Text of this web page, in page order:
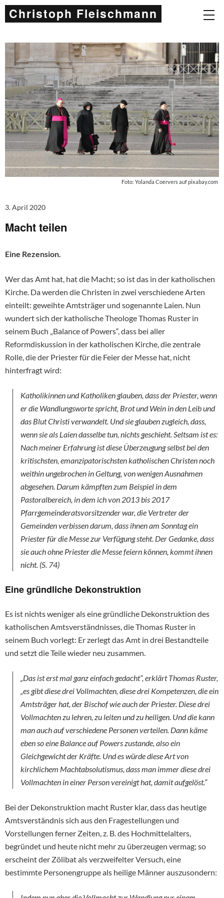
Christoph Fleischmann
Foto: Yolanda Coervers auf pixabay.com
3. April 2020
Macht teilen
Eine Rezension.
Wer das Amt hat, hat die Macht; so ist das in der katholischen
Kirche. Da werden die Christen in zwei verschiedene Arten
einteilt: geweihte Amtsträger und sogenannte Laien. Nun
wundert sich der katholische Theologe Thomas Ruster in
seinem Buch „Balance of Powers“, dass bei aller
Reformdiskussion in der katholischen Kirche, die zentrale
Rolle, die der Priester für die Feier der Messe hat, nicht
hinterfragt wird:
Katholikinnen und Katholiken glauben, dass der Priester, wenn
er die Wandlungsworte spricht, Brot und Wein in den Leib und
das Blut Christi verwandelt. Und sie glauben zugleich, dass,
wenn sie als Laien dasselbe tun, nichts geschieht. Seltsam ist es:
Nach meiner Erfahrung ist diese Überzeugung selbst bei den
kritischsten, emanzipatorischsten katholischen Christen noch
weithin ungebrochen in Geltung, von wenigen Ausnahmen
abgesehen. Darum kämpften zum Beispiel in dem
Pastoralbereich, in dem ich von 2013 bis 2017
Pfarrgemeinderatsvorsitzender war, die Vertreter der
Gemeinden verbissen darum, dass ihnen am Sonntag ein
Priester für die Messe zur Verfügung steht. Der Gedanke, dass
sie auch ohne Priester die Messe feiern können, kommt ihnen
nicht. (S. 74)
Eine gründliche Dekonstruktion
Es ist nichts weniger als eine gründliche Dekonstruktion des
katholischen Amtsverständnisses, die Thomas Ruster in
seinem Buch vorlegt: Er zerlegt das Amt in drei Bestandteile
und setzt die Teile wieder neu zusammen.
„Das ist erst mal ganz einfach gedacht“, erklärt Thomas Ruster,
„es gibt diese drei Vollmachten, diese drei Kompetenzen, die ein
Amtsträger hat, der Bischof wie auch der Priester. Diese drei
Vollmachten zu lehren, zu leiten und zu heiligen. Und die kann
man auch auf verschiedene Personen verteilen. Dann käme
eben so eine Balance auf Powers zustande, also ein
Gleichgewicht der Kräfte. Und es würde diese Art von
kirchlichem Machtabsolutismus, dass man immer diese drei
Vollmachten in einer Person vereinigt hat, damit aufgelöst.“
Bei der Dekonstruktion macht Ruster klar, dass das heutige
Amtsverständnis sich aus den Fragestellungen und
Vorstellungen ferner Zeiten, z. B. des Hochmittelalters,
begründet und heute nicht mehr zu überzeugen vermag; so
erscheint der Zölibat als verzweifelter Versuch, eine
bestimmte Personengruppe als heilige Männer auszusondern: